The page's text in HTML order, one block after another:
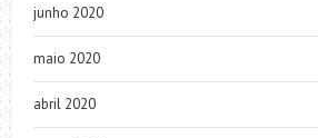
junho 2020
maio 2020
abril 2020